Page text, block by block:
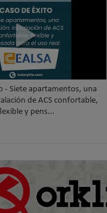
- Siete apartamentos, una
de ACS confortable,
y pens...